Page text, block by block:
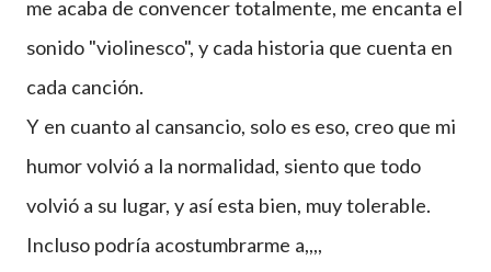
me acaba de convencer totalmente, me encanta el
sonido "violinesco", y cada historia que cuenta en
cada canción.
Y en cuanto al cansancio, solo es eso, creo que mi
humor volvió a la normalidad, siento que todo
volvió a su lugar, y así esta bien, muy tolerable.
Incluso podría acostumbrarme a,,,,